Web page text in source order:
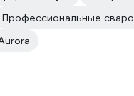
Профессиональные